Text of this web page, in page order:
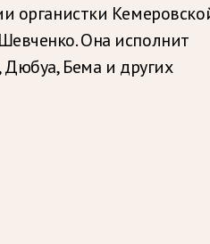
органистки
Она исполнит
Дюбуа, Бема и других